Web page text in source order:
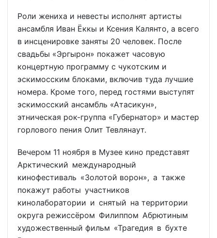
Роли жениха и невесты исполнят артисты
ансамбля Иван Ёккы и Ксения Калянто, а всего
в инсценировке заняты 20 человек. После
свадьбы «Эргырон» покажет часовую
концертную программу с чукотским и
эскимосским блоками, включив туда лучшие
номера. Кроме того, перед гостями выступят
эскимосский ансамбль «Атасикун»,
этническая рок-группа «Губернатор» и мастер
горлового пения Олит Тевлянаут.
Вечером 11 ноября в Музее кино представят
Арктический международный
кинофестиваль «Золотой ворон», а также
покажут работы участников
кинолаборатории и снятый на территории
округа режиссёром Филиппом Абрютиным
художественный фильм «Трагедия в бухте